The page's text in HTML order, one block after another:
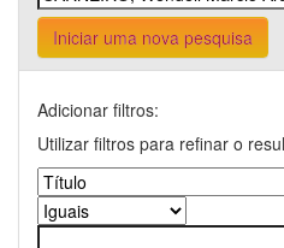
Iniciar uma nova pesquisa
Adicionar filtros:
Utilizar filtros para refinar o